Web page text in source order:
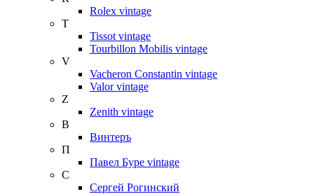
Rolex vintage
T
Tissot vintage
Tourbillon Mobilis vintage
V
Vacheron Constantin vintage
Valor vintage
Z
Zenith vintage
В
Винтеръ
П
Павел Буре vintage
С
Сергей Рогинский